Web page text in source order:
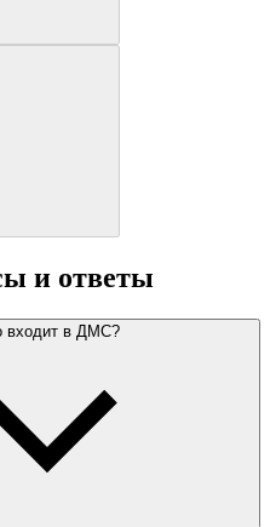
и ответы
входит в ДМС?